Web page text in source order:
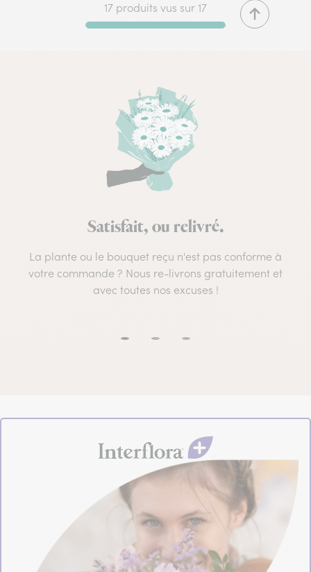
17 produits vus sur 17
Satisfait, ou relivré.
La plante ou le bouquet reçu n'est pas conforme à
votre commande ? Nous re-livrons gratuitement et
avec toutes nos excuses !